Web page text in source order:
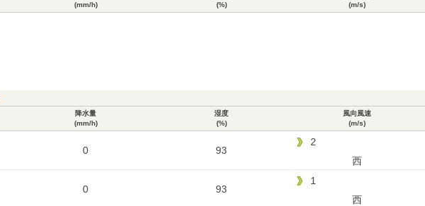
(mm/h)
(%)
(m/s)
降水量
(mm/h)
湿度
(%)
風向風速
(m/s)
0 93
2
西
0 93
1
西